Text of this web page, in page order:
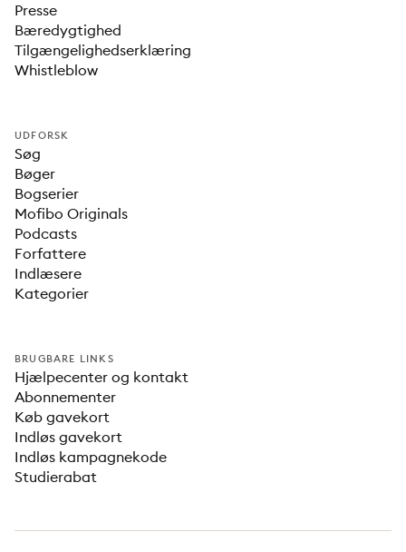
Presse
Bæredygtighed
Tilgængelighedserklæring
Whistleblow
UDFORSK
Søg
Bøger
Bogserier
Mofibo Originals
Podcasts
Forfattere
Indlæsere
Kategorier
BRUGBARE LINKS
Hjælpecenter og kontakt
Abonnementer
Køb gavekort
Indløs gavekort
Indløs kampagnekode
Studierabat